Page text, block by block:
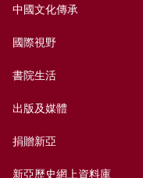
中國文化傳承
國際視野
書院生活
出版及媒體
捐贈新亞
新亞歷史網上資料庫